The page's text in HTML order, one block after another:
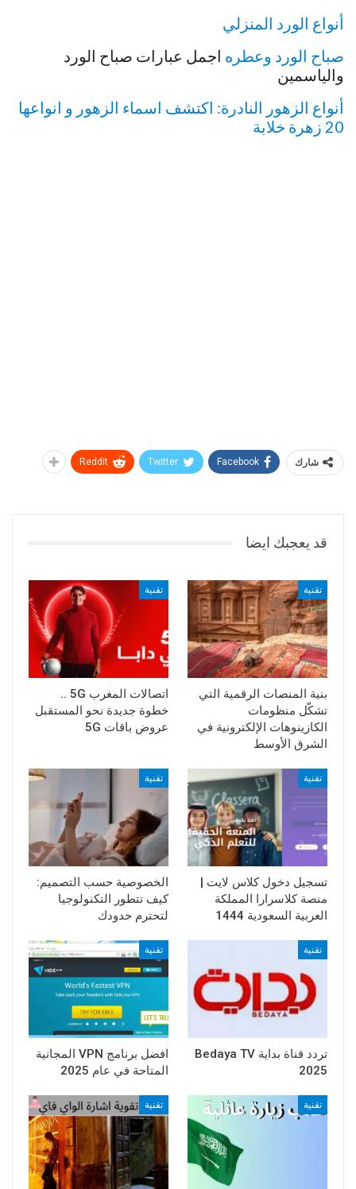
أنواع الورد المنزلي
صباح الورد وعطره اجمل عبارات صباح الورد
والياسمين
أنواع الزهور النادرة: اكتشف اسماء الزهور و انواعها
20 زهرة خلابة
شارك Facebook
Twitter
ReddIt
قد يعجبك ايضا
تقنية
بنية المنصات الرقمية التي
تشكّل منظومات
الكازينوهات الإلكترونية في
الشرق الأوسط
تقنية
اتصالات المغرب 5G ..
خطوة جديدة نحو المستقبل
عروض باقات 5G
تقنية
تسجيل دخول كلاس لايت |
منصة كلاسرارا المملكة
العربية السعودية 1444
تقنية
الخصوصية حسب التصميم:
كيف تتطور التكنولوجيا
لتحترم حدودك
تقنية
تردد قناة بداية Bedaya TV
2025
تقنية
افضل برنامج VPN المجانية
المتاحة في عام 2025
تقنية تقنية